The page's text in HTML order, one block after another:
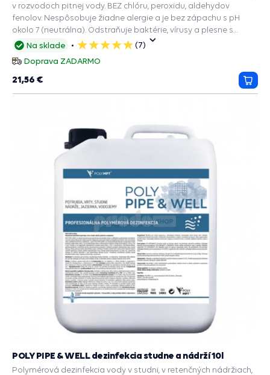
Na sklade
5
hviezdičiek
(7)
Doprava ZADARMO
v rozvodoch pitnej vody. BEZ chlóru, peroxidu, aldehydov
fenolov. Nespôsobuje žiadne alergie a je bez zápachu s pH
okolo 7 (neutrálna). Odstraňuje baktérie, vírusy a plesne s
dlhodobým účinkom.
21,56 €
do
POLY PIPE & WELL dezinfekcia studne a nádrží 10l
Polymérová dezinfekcia vody v studni, v retenčných nádržiach,